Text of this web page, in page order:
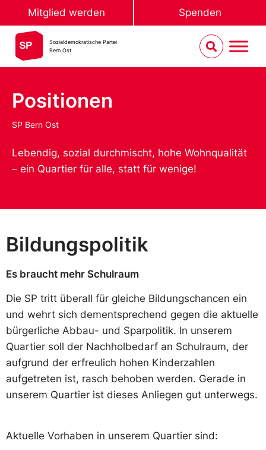
Mitglied werden Spenden
Sozialdemokratische Partei
Bern Ost
Positionen
SP Bern Ost
Lebendig, sozial durchmischt, hohe Wohnqualität
– ein Quartier für alle, statt für wenige!
Bildungspolitik
Es braucht mehr Schulraum
Die SP tritt überall für gleiche Bildungschancen ein
und wehrt sich dementsprechend gegen die aktuelle
bürgerliche Abbau- und Sparpolitik. In unserem
Quartier soll der Nachholbedarf an Schulraum, der
aufgrund der erfreulich hohen Kinderzahlen
aufgetreten ist, rasch behoben werden. Gerade in
unserem Quartier ist dieses Anliegen gut unterwegs.
Aktuelle Vorhaben in unserem Quartier sind: